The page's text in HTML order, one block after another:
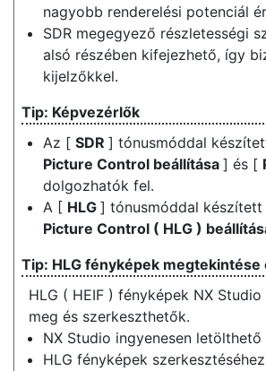
nagyobb renderelési potenciál
SDR megegyező részletességi
alsó részében kifejezhető, így
kijelzőkkel.
Képvezérlők
Az [ SDR ] tónusmóddal
Picture Control beállítása ] és [
dolgozhatók fel.
A [ HLG ] tónusmóddal
Picture Control ( HLG )
HLG fényképek
HLG ( HEIF ) fényképek NX
meg és szerkeszthetők.
NX Studio ingyenesen
HLG fényképek